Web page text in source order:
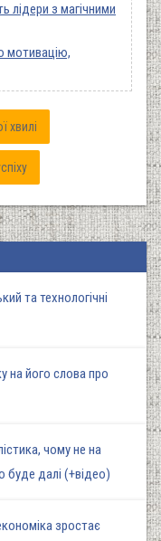
лідери з магічними
мотивацію,
хвилі
та технологічні
на його слова про
чому не на
далі (+відео)
зростає